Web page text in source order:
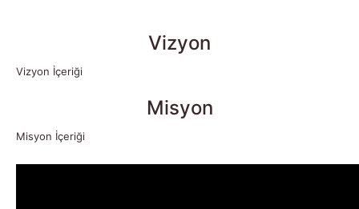
Vizyon
Vizyon İçeriği
Misyon
Misyon İçeriği